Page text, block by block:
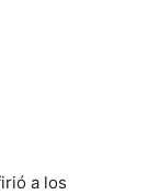
a los